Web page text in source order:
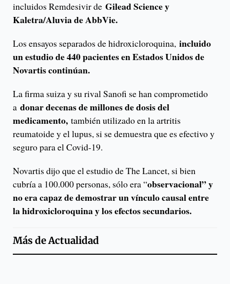
incluidos Remdesivir de Gilead Science y
Kaletra/Aluvia de AbbVie.
Los ensayos separados de hidroxicloroquina, incluido
un estudio de 440 pacientes en Estados Unidos de
Novartis continúan.
La firma suiza y su rival Sanofi se han comprometido
a donar decenas de millones de dosis del
medicamento, también utilizado en la artritis
reumatoide y el lupus, si se demuestra que es efectivo y
seguro para el Covid-19.
Novartis dijo que el estudio de The Lancet, si bien
cubría a 100.000 personas, sólo era “observacional” y
no era capaz de demostrar un vínculo causal entre
la hidroxicloroquina y los efectos secundarios.
Más deActualidad